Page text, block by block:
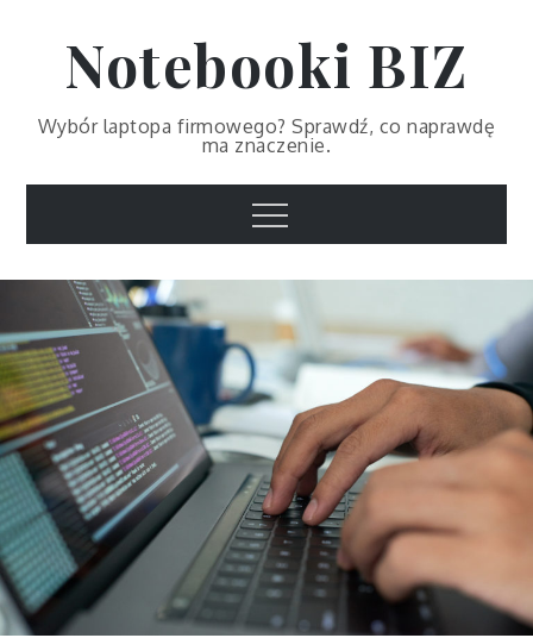
Notebooki BIZ
Wybór laptopa firmowego? Sprawdź, co naprawdę
ma znaczenie.
Menu